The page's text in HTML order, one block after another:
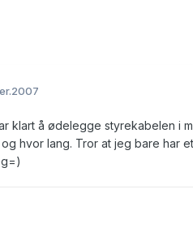
klart å ødelegge styrekabelen i
hvor lang. Tror at jeg bare har